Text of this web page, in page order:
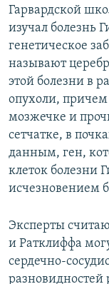
Гарвардской
изучал болезнь
генетическое
называют
этой болезни в
опухоли, причем
мозжечке и
сетчатке, в
данным, ген,
клеток болезни
исчезновением
Эксперты
и Ратклиффа
сердечно-